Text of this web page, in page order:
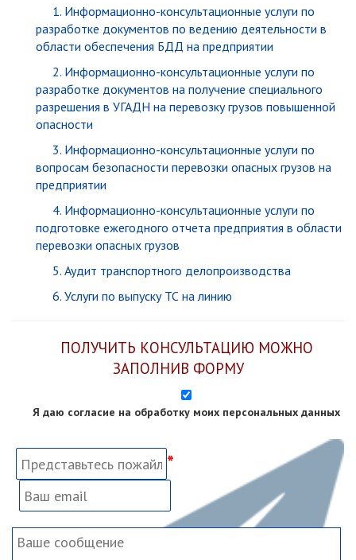
1. Информационно-консультационные услуги по
разработке документов по ведению деятельности в
области обеспечения БДД на предприятии
2. Информационно-консультационные услуги по
разработке документов на получение специального
разрешения в УГАДН на перевозку грузов повышенной
опасности
3. Информационно-консультационные услуги по
вопросам безопасности перевозки опасных грузов на
предприятии
4. Информационно-консультационные услуги по
подготовке ежегодного отчета предприятия в области
перевозки опасных грузов
5. Аудит транспортного делопроизводства
6. Услуги по выпуску ТС на линию
ПОЛУЧИТЬ КОНСУЛЬТАЦИЮ МОЖНО
ЗАПОЛНИВ ФОРМУ
Я даю согласие на обработку моих персональных данных